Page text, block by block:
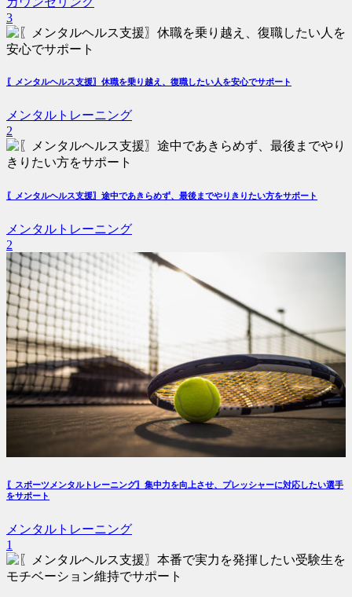
3
〖メンタルヘルス支援〗休職を乗り越え、復職したい人を安心でサポート
メンタルトレーニング
2
〖メンタルヘルス支援〗途中であきらめず、最後までやりきりたい方をサポート
メンタルトレーニング
2
〖スポーツメンタルトレーニング〗集中力を向上させ、プレッシャーに対応したい選手
をサポート
メンタルトレーニング
1